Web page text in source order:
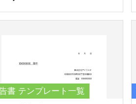
書 テンプレート一覧